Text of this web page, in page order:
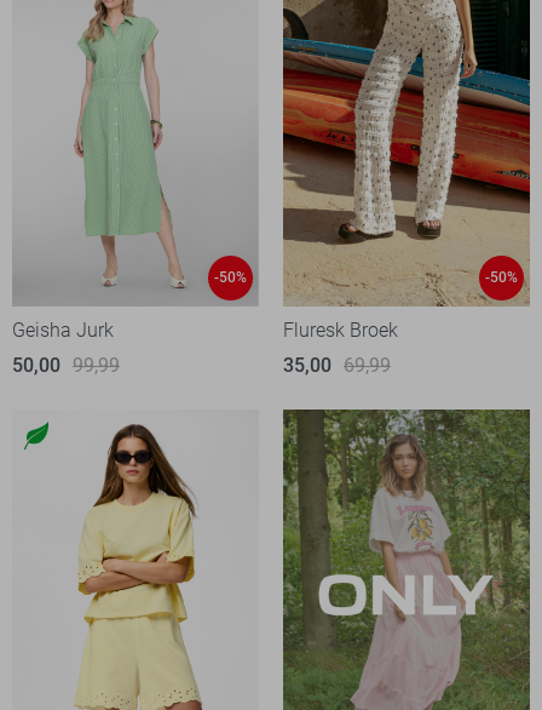
-50%
Geisha Jurk
50,00 99,99
-50%
Fluresk Broek
35,00 69,99